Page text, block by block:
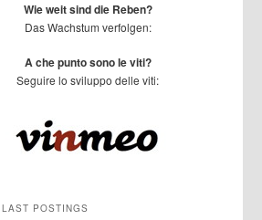
Wie weit sind die Reben?
Das Wachstum verfolgen:
A che punto sono le viti?
Seguire lo sviluppo delle viti:
LAST POSTINGS